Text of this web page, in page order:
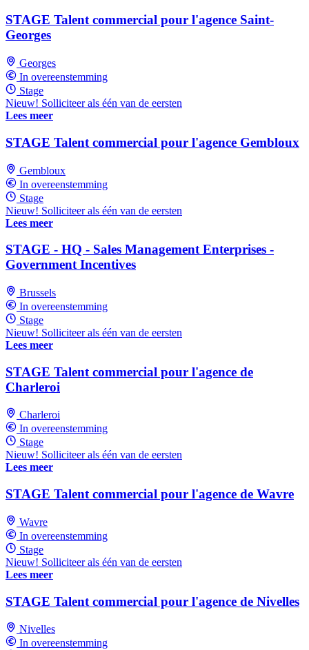
STAGE Talent commercial pour l'agence Saint-
Georges
Georges
In overeenstemming
Stage
Nieuw! Solliciteer als één van de eersten
Lees meer
STAGE Talent commercial pour l'agence Gembloux
Gembloux
In overeenstemming
Stage
Nieuw! Solliciteer als één van de eersten
Lees meer
STAGE - HQ - Sales Management Enterprises -
Government Incentives
Brussels
In overeenstemming
Stage
Nieuw! Solliciteer als één van de eersten
Lees meer
STAGE Talent commercial pour l'agence de
Charleroi
Charleroi
In overeenstemming
Stage
Nieuw! Solliciteer als één van de eersten
Lees meer
STAGE Talent commercial pour l'agence de Wavre
Wavre
In overeenstemming
Stage
Nieuw! Solliciteer als één van de eersten
Lees meer
STAGE Talent commercial pour l'agence de Nivelles
Nivelles
In overeenstemming